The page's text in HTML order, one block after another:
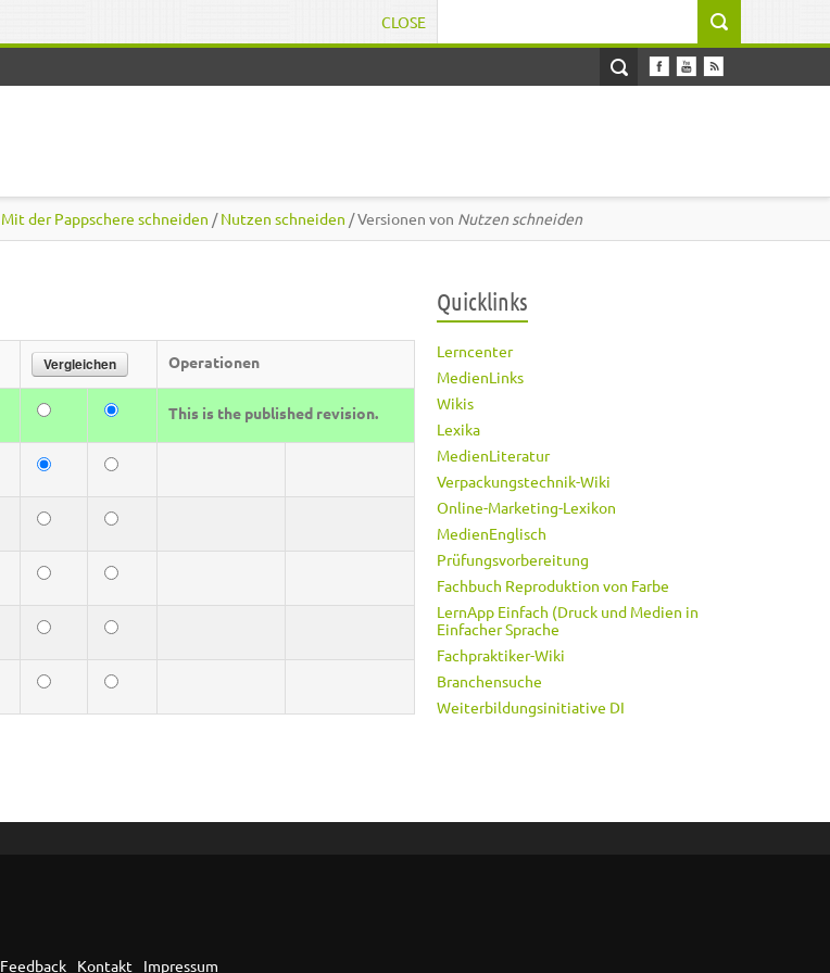
CLOSE
Mit der Pappschere schneiden /Nutzen schneiden / Versionen von Nutzen schneiden
Operationen
This is the published revision.
Quicklinks
Lerncenter
MedienLinks
Wikis
Lexika
MedienLiteratur
Verpackungstechnik-Wiki
Online-Marketing-Lexikon
MedienEnglisch
Prüfungsvorbereitung
Fachbuch Reproduktion von Farbe
LernApp Einfach (Druck und Medien in
Einfacher Sprache
Fachpraktiker-Wiki
Branchensuche
Weiterbildungsinitiative DI
Feedback Kontakt Impressum